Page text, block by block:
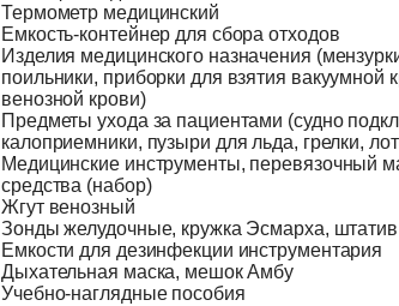
Термометр медицинский
Емкость-контейнер для сбора отходов
Изделия медицинского назначения
поильники, приборки для взятия вакуумной
венозной крови)
Предметы ухода за пациентами (судно
калоприемники, пузыри для льда, грелки,
Медицинские инструменты, перевязочный
средства (набор)
Жгут венозный
Зонды желудочные, кружка Эсмарха,
Емкости для дезинфекции инструментария
Дыхательная маска, мешок Амбу
Учебно-наглядные пособия